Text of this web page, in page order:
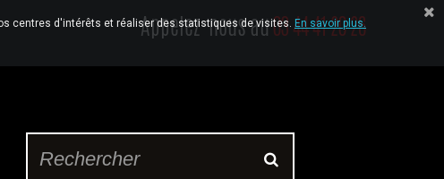
Appelez-nous au03 44 41 20 26
centres d'intérêts et réaliser des statistiques de visites. En savoir plus.